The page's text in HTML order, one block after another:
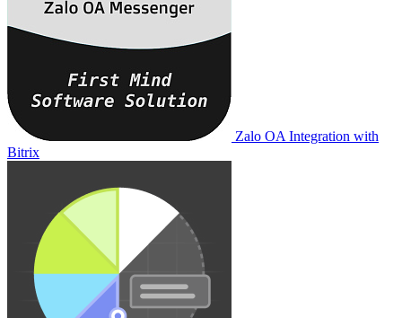
Zalo OA Integration with
Bitrix